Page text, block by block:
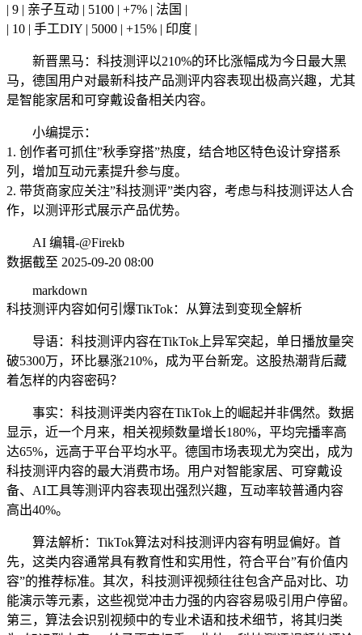
| 9 | 亲子互动 | 5100 | +7% | 法国 |
| 10 | 手工DIY | 5000 | +15% | 印度 |
新晋黑马：科技测评以210%的环比涨幅成为今日最大黑
马，德国用户对最新科技产品测评内容表现出极高兴趣，尤其
是智能家居和可穿戴设备相关内容。
小编提示：
1. 创作者可抓住”秋季穿搭”热度，结合地区特色设计穿搭系
列，增加互动元素提升参与度。
2. 带货商家应关注”科技测评”类内容，考虑与科技测评达人合
作，以测评形式展示产品优势。
AI 编辑-@Firekb
数据截至 2025-09-20 08:00
markdown
科技测评内容如何引爆TikTok：从算法到变现全解析
导语：科技测评内容在TikTok上异军突起，单日播放量突
破5300万，环比暴涨210%，成为平台新宠。这股热潮背后藏
着怎样的内容密码？
事实：科技测评类内容在TikTok上的崛起并非偶然。数据
显示，近一个月来，相关视频数量增长180%，平均完播率高
达65%，远高于平台平均水平。德国市场表现尤为突出，成为
科技测评内容的最大消费市场。用户对智能家居、可穿戴设
备、AI工具等测评内容表现出强烈兴趣，互动率较普通内容
高出40%。
算法解析：TikTok算法对科技测评内容有明显偏好。首
先，这类内容通常具有教育性和实用性，符合平台”有价值内
容”的推荐标准。其次，科技测评视频往往包含产品对比、功
能演示等元素，这些视觉冲击力强的内容容易吸引用户停留。
第三，算法会识别视频中的专业术语和技术细节，将其归类